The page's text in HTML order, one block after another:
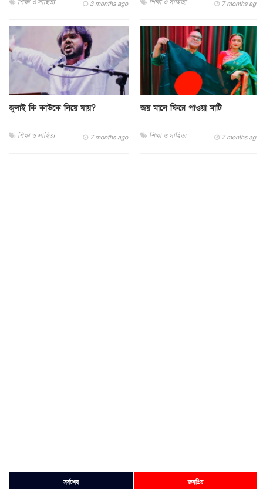
শিক্ষা ও সাহিত্য 3 months ago শিক্ষা ও সাহিত্য 7 months ago
জুলাই কি কাউকে নিয়ে যায়?
শিক্ষা ও সাহিত্য 7 months ago
জয় মানে ফিরে পাওয়া মাটি
শিক্ষা ও সাহিত্য 7 months ago
সর্বশেষ জনপ্রিয়